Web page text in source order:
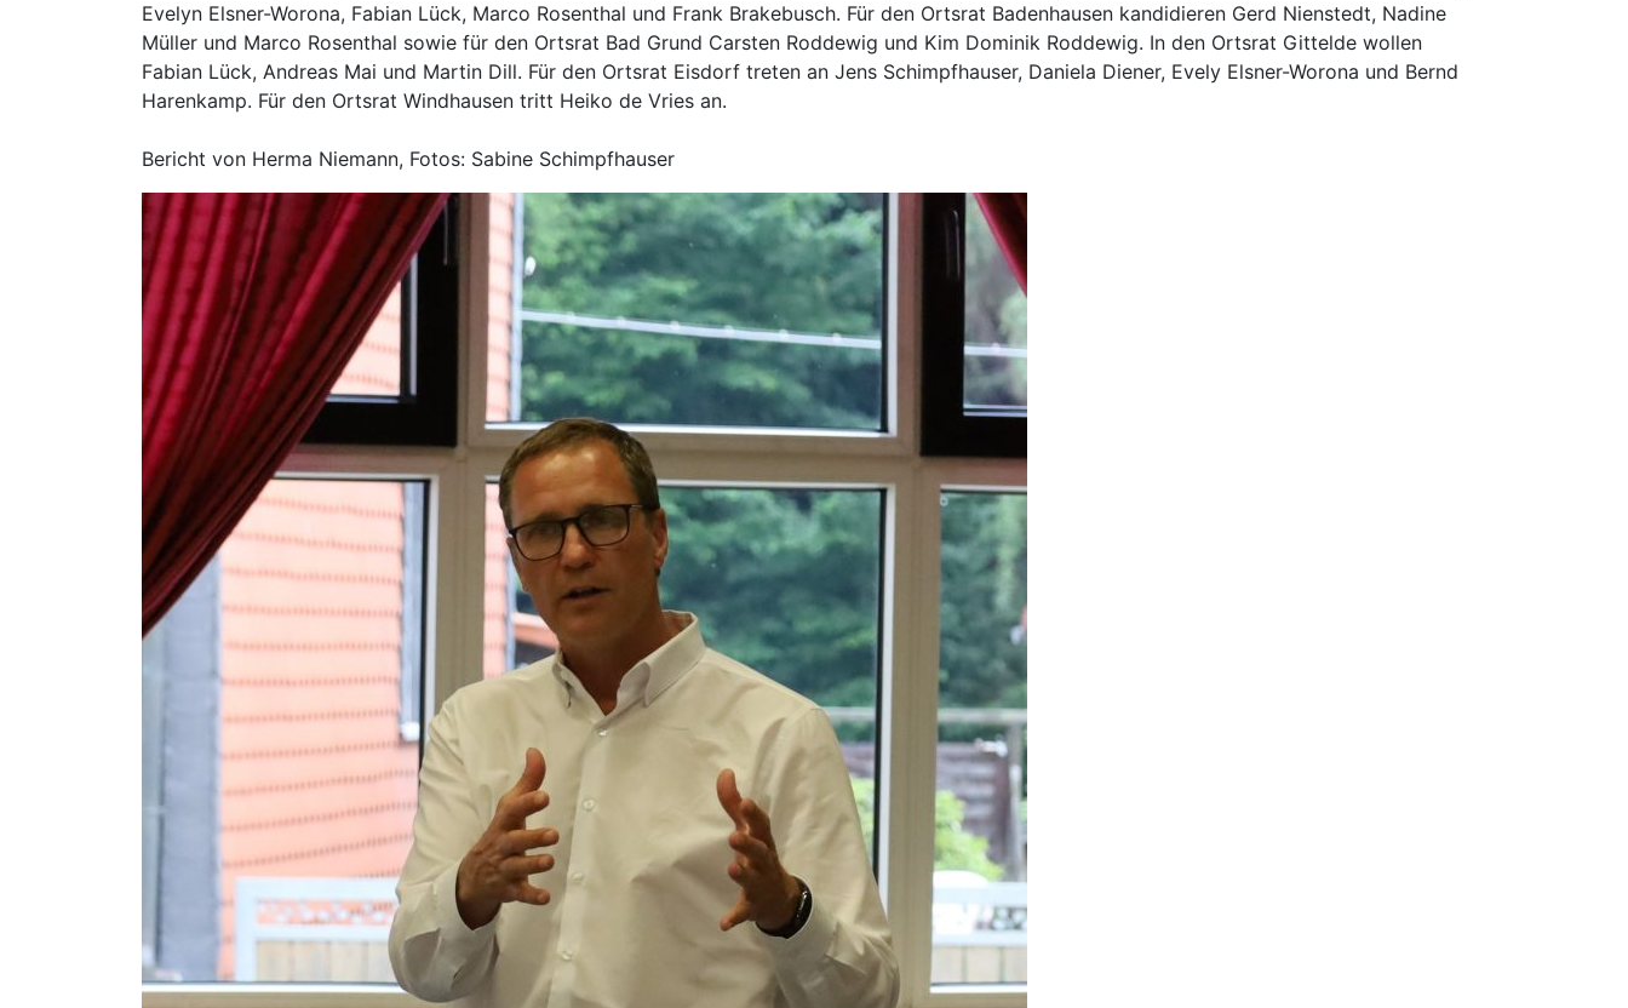
Evelyn Elsner-Worona, Fabian Lück, Marco Rosenthal und Frank Brakebusch. Für den Ortsrat Badenhausen kandidieren Gerd Nienstedt, Nadine
Müller und Marco Rosenthal sowie für den Ortsrat Bad Grund Carsten Roddewig und Kim Dominik Roddewig. In den Ortsrat Gittelde wollen
Fabian Lück, Andreas Mai und Martin Dill. Für den Ortsrat Eisdorf treten an Jens Schimpfhauser, Daniela Diener, Evely Elsner-Worona und Bernd
Harenkamp. Für den Ortsrat Windhausen tritt Heiko de Vries an.
Bericht von Herma Niemann, Fotos: Sabine Schimpfhauser